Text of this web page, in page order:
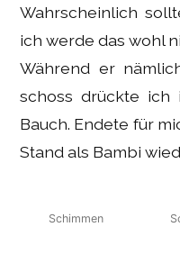
Wahrscheinlich
ich werde das wohl
Während er
schoss drückte ich
Bauch. Endete für
Stand als Bambi
Schimmen